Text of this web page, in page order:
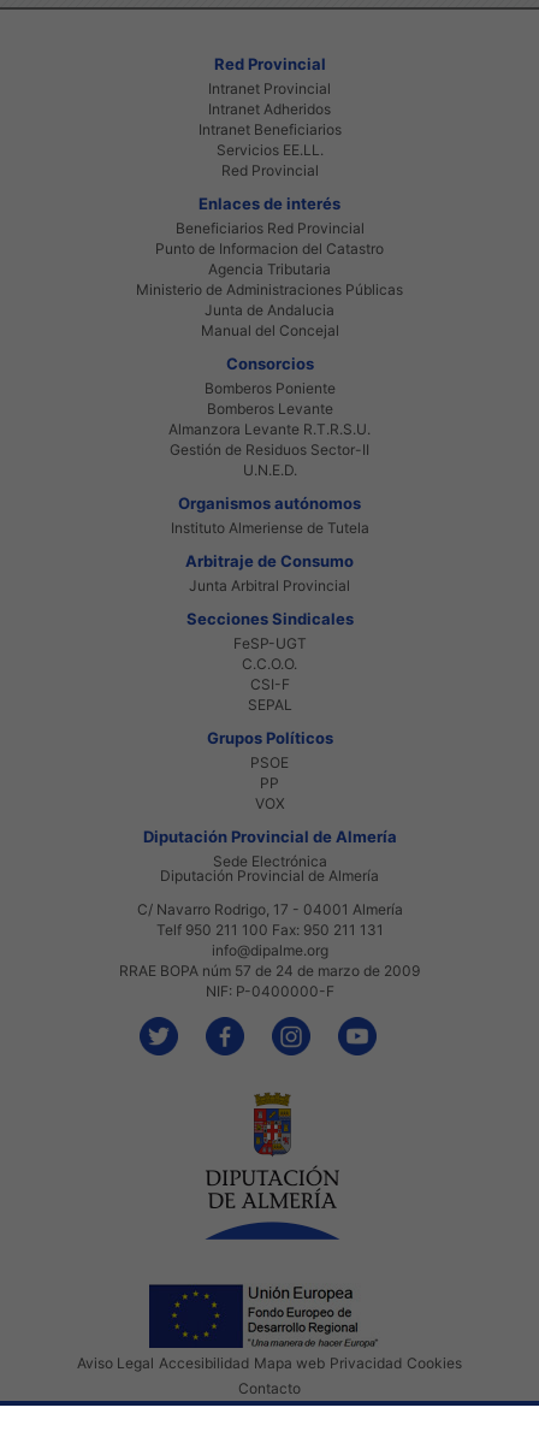
Red Provincial
Intranet Provincial
Intranet Adheridos
Intranet Beneficiarios
Servicios EE.LL.
Red Provincial
Enlaces de interés
Beneficiarios Red Provincial
Punto de Informacion del Catastro
Agencia Tributaria
Ministerio de Administraciones Públicas
Junta de Andalucia
Manual del Concejal
Consorcios
Bomberos Poniente
Bomberos Levante
Almanzora Levante R.T.R.S.U.
Gestión de Residuos Sector-II
U.N.E.D.
Organismos autónomos
Instituto Almeriense de Tutela
Arbitraje de Consumo
Junta Arbitral Provincial
Secciones Sindicales
FeSP-UGT
C.C.O.O.
CSI-F
SEPAL
Grupos Políticos
PSOE
PP
VOX
Diputación Provincial de Almería
Sede Electrónica
Diputación Provincial de Almería
C/ Navarro Rodrigo, 17 - 04001 Almería
Telf 950 211 100 Fax: 950 211 131
info@dipalme.org
RRAE BOPA núm 57 de 24 de marzo de 2009
NIF: P-0400000-F
Aviso Legal Accesibilidad Mapa web Privacidad Cookies
Contacto